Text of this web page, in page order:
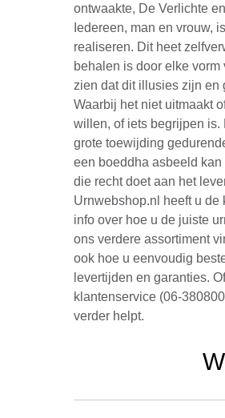
ontwaakte, De Verlichte
Iedereen, man en vrouw,
realiseren. Dit heet
behalen is door elke
zien dat dit illusies zijn en
Waarbij het niet uitmaakt
willen, of iets begrijpen is.
grote toewijding
een boeddha asbeeld
die recht doet aan het
Urnwebshop.nl heeft u
info over hoe u de juiste
ons verdere assortiment
ook hoe u eenvoudig
levertijden en garanties.
klantenservice (06-
verder helpt.